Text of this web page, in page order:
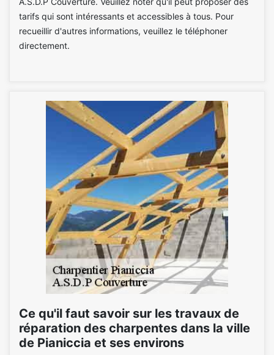
tarifs qui sont intéressants et accessibles à tous. Pour
recueillir d'autres informations, veuillez le téléphoner
directement.
Ce qu'il faut savoir sur les travaux de
réparation des charpentes dans la ville
de Pianiccia et ses environs